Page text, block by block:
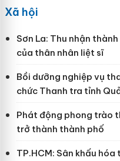
Xã hội
Sơn La: Thu nhận
của thân nhân liệt sĩ
Bồi dưỡng nghiệp vụ
chức Thanh tra tỉnh
Phát động phong trào
trở thành thành phố
TP.HCM: Sân khấu